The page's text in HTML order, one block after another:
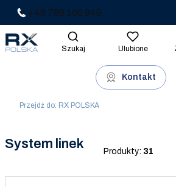
+48 789 169 949
Otwórz wyszukiwarkę
Szukaj Ulubione
Kontakt
Przejdź do: RX POLSKA
System linek
Produkty: 31